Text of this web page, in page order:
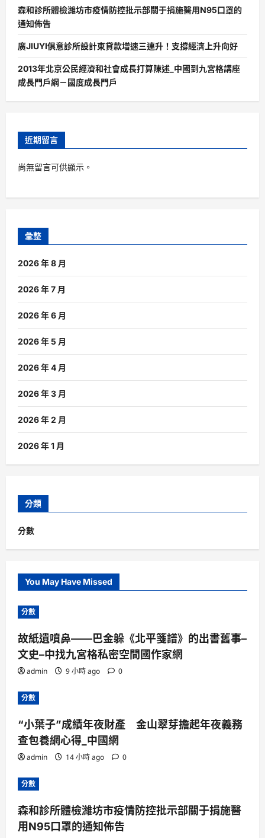
森和診所體檢濰坊市疫情防控批示部關于捐施醫用N95口罩的
通知佈告
廣JIUYI俱意診所設計東貸款增速三連升！支撐經濟上升向好
2013年北京公民經濟和社會成長打算陳述_中國到九宮格講座
成長門戶網－國度成長門戶
近期留言
尚無留言可供顯示。
彙整
2026 年 8 月
2026 年 7 月
2026 年 6 月
2026 年 5 月
2026 年 4 月
2026 年 3 月
2026 年 2 月
2026 年 1 月
分類
分數
You May Have Missed
分數
故紙遺噴鼻——巴金躲《北平箋譜》的出書舊事–
文史–中找九宮格私密空間國作家網
admin 9 小時 ago 0
分數
“小葉子”成績年夜財產 金山翠芽擔起年夜義務
查包養網心得_中國網
admin 14 小時 ago 0
分數
森和診所體檢濰坊市疫情防控批示部關于捐施醫
用N95口罩的通知佈告